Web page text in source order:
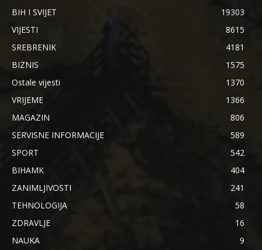
BIH I SVIJET
19303
VIJESTI
8615
SREBRENIK
4181
BIZNIS
1575
Ostale vijesti
1370
VRIJEME
1366
MAGAZIN
806
SERVISNE INFORMACIJE
589
SPORT
542
BIHAMK
404
ZANIMLJIVOSTI
241
TEHNOLOGIJA
58
ZDRAVLJE
16
NAUKA
9